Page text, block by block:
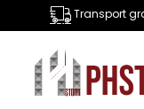
Transport